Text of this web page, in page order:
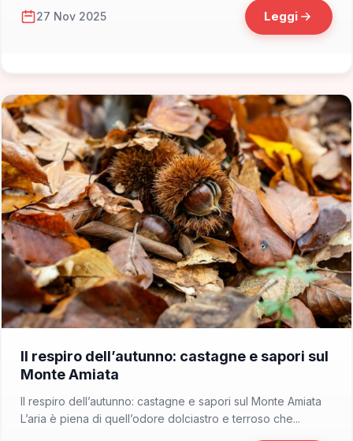
27 Nov 2025 Leggi
Il respiro dell’autunno: castagne e sapori sul
Monte Amiata
Il respiro dell’autunno: castagne e sapori sul Monte Amiata
L’aria è piena di quell’odore dolciastro e terroso che...